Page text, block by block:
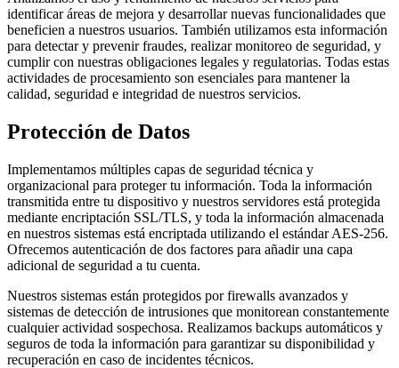
identificar áreas de mejora y desarrollar nuevas funcionalidades que
beneficien a nuestros usuarios. También utilizamos esta información
para detectar y prevenir fraudes, realizar monitoreo de seguridad, y
cumplir con nuestras obligaciones legales y regulatorias. Todas estas
actividades de procesamiento son esenciales para mantener la
calidad, seguridad e integridad de nuestros servicios.
Protección de Datos
Implementamos múltiples capas de seguridad técnica y
organizacional para proteger tu información. Toda la información
transmitida entre tu dispositivo y nuestros servidores está protegida
mediante encriptación SSL/TLS, y toda la información almacenada
en nuestros sistemas está encriptada utilizando el estándar AES-256.
Ofrecemos autenticación de dos factores para añadir una capa
adicional de seguridad a tu cuenta.
Nuestros sistemas están protegidos por firewalls avanzados y
sistemas de detección de intrusiones que monitorean constantemente
cualquier actividad sospechosa. Realizamos backups automáticos y
seguros de toda la información para garantizar su disponibilidad y
recuperación en caso de incidentes técnicos.